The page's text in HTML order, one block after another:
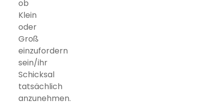
ob
Klein
oder
Groß
einzufordern
sein/ihr
Schicksal
tatsächlich
anzunehmen.